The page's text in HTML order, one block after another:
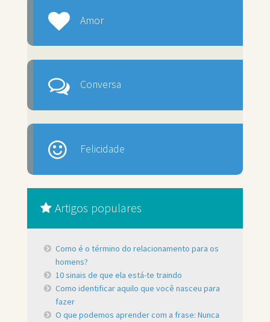
Amor
Conversa
Felicidade
Artigos populares
Como é o término do relacionamento para os
homens?
10 sinais de que ela está-te traindo
Como identificar aquilo que você nasceu para
fazer
O que podemos aprender com a frase: Nunca